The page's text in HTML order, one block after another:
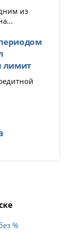
из
лимит
%